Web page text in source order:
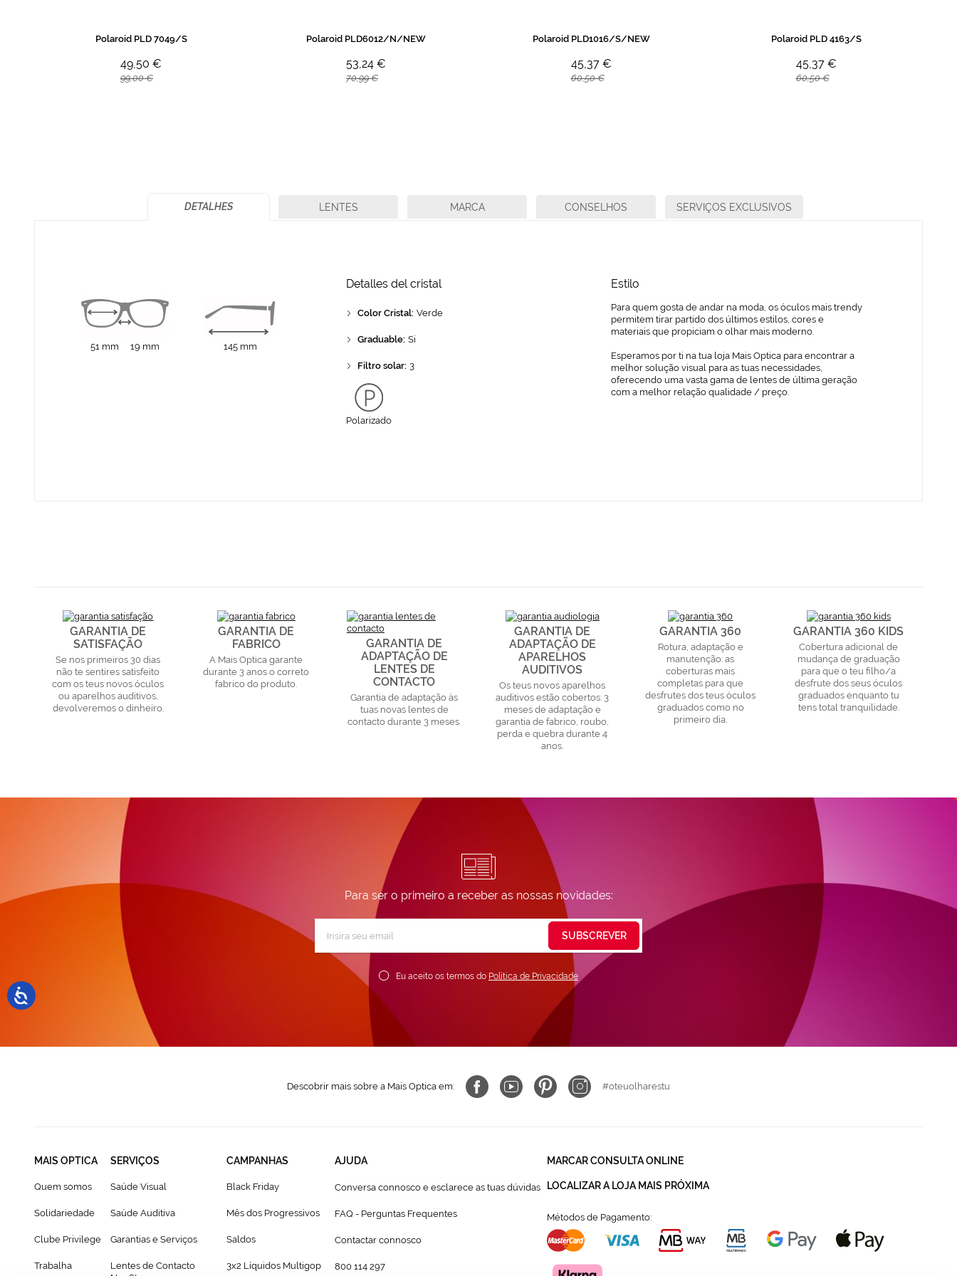
Polaroid PLD 7049/S
49,50 €
99,00 €
Polaroid PLD6012/N/NEW
53,24 €
70,99 €
Polaroid PLD1016/S/NEW
45,37 €
60,50 €
Polaroid PLD 4163/S
45,37 €
60,50 €
DETALHES
51 mm 19 mm 145 mm
Detalles del cristal
Color Cristal: Verde
Graduable: Si
Filtro solar: 3
Polarizado
Estilo
Para quem gosta de andar na moda, os óculos mais trendy
permitem tirar partido dos últimos estilos, cores e
materiais que propiciam o olhar mais moderno.
Esperamos por ti na tua loja Mais Optica para encontrar a
melhor solução visual para as tuas necessidades,
oferecendo uma vasta gama de lentes de última geração
com a melhor relação qualidade / preço.
LENTES MARCA CONSELHOS SERVIÇOS EXCLUSIVOS
GARANTIA DE
SATISFAÇÃO
Se nos primeiros 30 dias
não te sentires satisfeito
com os teus novos óculos
ou aparelhos auditivos,
devolveremos o dinheiro.
GARANTIA DE
FABRICO
A Mais Optica garante
durante 3 anos o correto
fabrico do produto.
GARANTIA DE
ADAPTAÇÃO DE
LENTES DE
CONTACTO
Garantia de adaptação às
tuas novas lentes de
contacto durante 3 meses.
GARANTIA DE
ADAPTAÇÃO DE
APARELHOS
AUDITIVOS
Os teus novos aparelhos
auditivos estão cobertos: 3
meses de adaptação e
garantia de fabrico, roubo,
perda e quebra durante 4
anos.
GARANTIA 360
Rotura, adaptação e
manutenção: as
coberturas mais
completas para que
desfrutes dos teus óculos
graduados como no
primeiro dia.
GARANTIA 360 KIDS
Cobertura adicional de
mudança de graduação
para que o teu filho/a
desfrute dos seus óculos
graduados enquanto tu
tens total tranquilidade.
Para ser o primeiro a receber as nossas novidades:
Newsletter:
Eu aceito os termos do Política de Privacidade
SUBSCREVER
Descobrir mais sobre a Mais Optica em: #oteuolharestu
MAIS OPTICA
Quem somos
Solidariedade
Clube Privilege
Trabalha
SERVIÇOS
Saúde Visual
Saúde Auditiva
Garantias e Serviços
Lentes de Contacto
CAMPANHAS
Black Friday
Mês dos Progressivos
Saldos
3x2 Líquidos Multigop
AJUDA
Conversa connosco e esclarece as tuas dúvidas
FAQ - Perguntas Frequentes
Contactar connosco
800 114 297
MARCAR CONSULTA ONLINE
LOCALIZAR A LOJA MAIS PRÓXIMA
Métodos de Pagamento: